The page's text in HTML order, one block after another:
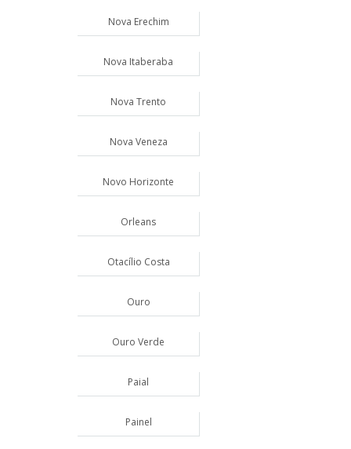
Nova Erechim
Nova Itaberaba
Nova Trento
Nova Veneza
Novo Horizonte
Orleans
Otacílio Costa
Ouro
Ouro Verde
Paial
Painel